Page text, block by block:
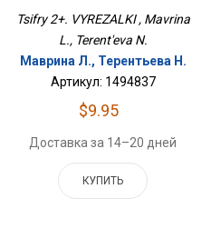
Tsifry 2+. VYREZALKI , Mavrina
L., Terent'eva N.
Маврина Л., Терентьева Н.
Артикул: 1494837
$9.95
Доставка за 14–20 дней
КУПИТЬ